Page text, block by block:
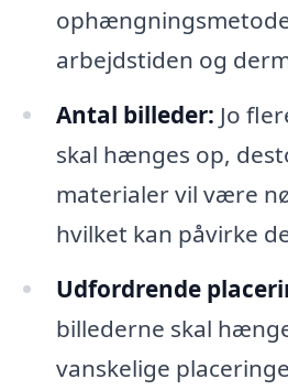
arbejdstiden og
Antal billeder: Jo
skal hænges op,
materialer vil være
hvilket kan påvirke
Udfordrende
billederne skal
vanskelige